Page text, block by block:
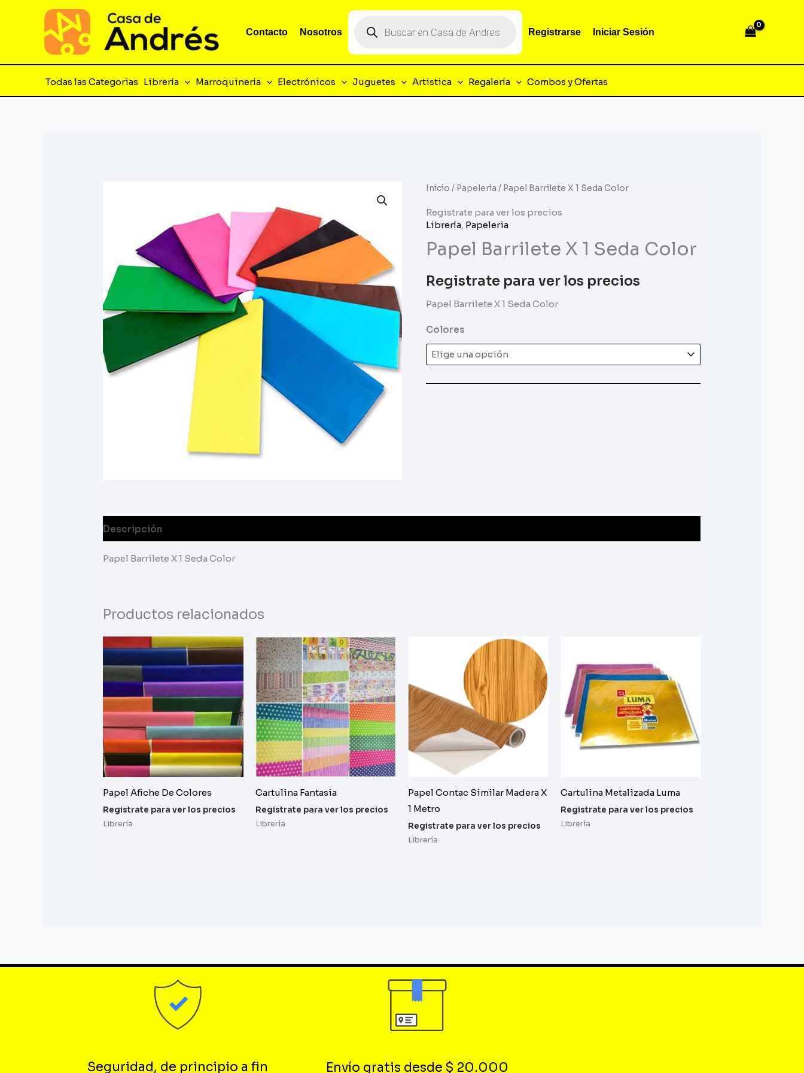
contenido
Contacto Nosotros
productos
Registrarse Iniciar Sesión
Todas las Categorias Librería Marroquinería Electrónicos Juguetes Artistica Regalería Combos y Ofertas
Inicio / Papeleria / Papel Barrilete X 1 Seda Color
Registrate para ver los precios
Librería, Papeleria
Papel Barrilete X 1 Seda Color
Registrate para ver los precios
Papel Barrilete X 1 Seda Color
Colores
Descripción
Papel Barrilete X 1 Seda Color
Productos relacionados
Papel Afiche De Colores
Registrate para ver los precios
Librería
Cartulina Fantasia
Registrate para ver los precios
Librería
Papel Contac Similar Madera X
1 Metro
Registrate para ver los precios
Librería
Cartulina Metalizada Luma
Registrate para ver los precios
Librería
Seguridad, de principio a fin Envío gratis desde $ 20.000